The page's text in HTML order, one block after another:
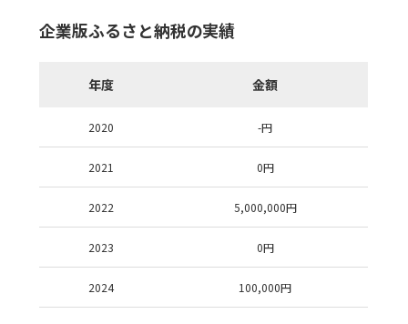
企業版ふるさと納税の実績
年度 金額
2020 -円
2021 0円
2022 5,000,000円
2023 0円
2024 100,000円